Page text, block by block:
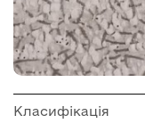
Класифікація